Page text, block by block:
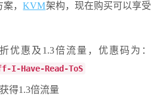
案，KVM架构，现在购买可以享受
优惠及1.3倍流量，优惠码为：
I-Have-Read-ToS
得1.3倍流量